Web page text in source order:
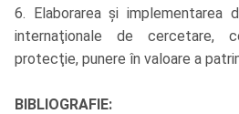
6. Elaborarea și implementarea
internaţionale de cercetare,
protecţie, punere în valoare a
BIBLIOGRAFIE: